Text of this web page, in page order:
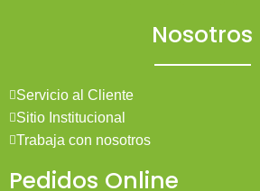
Nosotros
Servicio al Cliente
Sitio Institucional
Trabaja con nosotros
Pedidos Online